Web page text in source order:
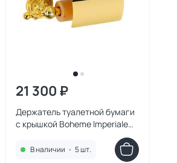
21 300 ₽
Держатель туалетной бумаги
с крышкой Boheme Imperiale
В наличии • 5 шт.